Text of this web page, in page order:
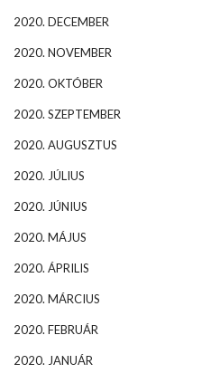
2020. DECEMBER
2020. NOVEMBER
2020. OKTÓBER
2020. SZEPTEMBER
2020. AUGUSZTUS
2020. JÚLIUS
2020. JÚNIUS
2020. MÁJUS
2020. ÁPRILIS
2020. MÁRCIUS
2020. FEBRUÁR
2020. JANUÁR